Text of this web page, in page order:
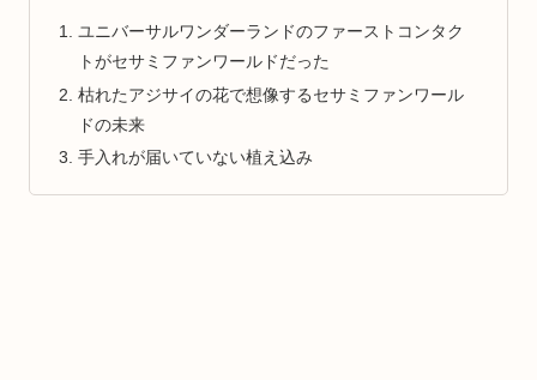
ユニバーサルワンダーランドのファーストコンタク
トがセサミファンワールドだった
枯れたアジサイの花で想像するセサミファンワール
ドの未来
手入れが届いていない植え込み